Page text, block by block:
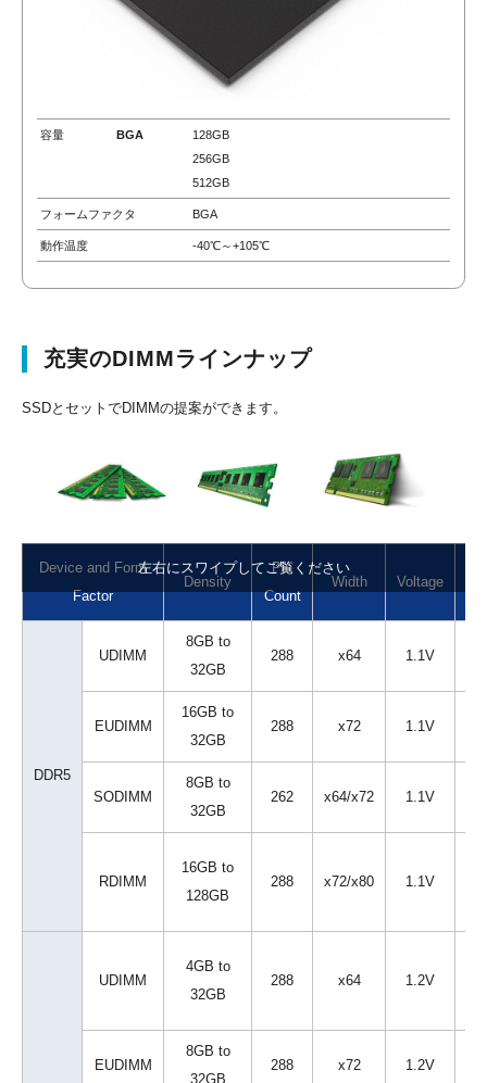
容量 BGA
128GB
256GB
512GB
フォームファクタ BGA
動作温度 -40℃～+105℃
充実のDIMMラインナップ
SSDとセットでDIMMの提案ができます。
左右にスクロールしてご覧ください
左右にスワイプしてご覧ください
Device and Form
Factor
Density
Pin
Count
Width Voltage
DDR5
UDIMM
8GB to
32GB
288 x64 1.1V
EUDIMM
16GB to
32GB
288 x72 1.1V
SODIMM
8GB to
32GB
262 x64/x72 1.1V
RDIMM
16GB to
128GB
288 x72/x80 1.1V
UDIMM
4GB to
32GB
288 x64 1.2V
EUDIMM
8GB to
32GB
288 x72 1.2V